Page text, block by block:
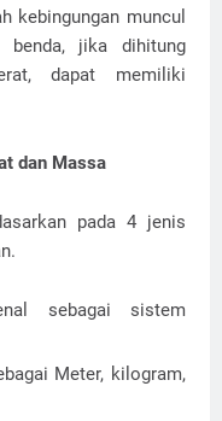
kebingungan muncul
jika dihitung
dapat memiliki
dan Massa
pada 4 jenis
sebagai sistem
Meter, kilogram,